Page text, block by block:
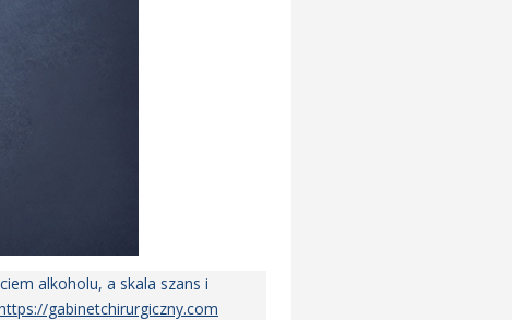
alkoholu, a skala szans i
gabinetchirurgiczny.com